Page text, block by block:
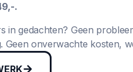
.
in gedachten? Geen
Geen onverwachte kosten,